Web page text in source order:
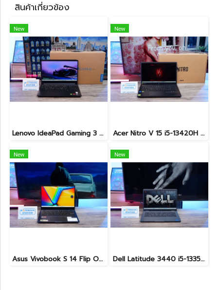
สินค้าเกี่ยวข้อง
New
Lenovo IdeaPad Gaming 3 Ryzen5-5500H RAM16 RTX2050(4GB) 512GB M.2 จอ15.6 FHD 144Hz สเปคเกมมิ่ง คีย์บอร์ดไฟสีRGB เครื่องพร้อมใช้งาน ราคาเพียง 16,900.-
New
Acer Nitro V 15 i5-13420H Ram16 RTX2050(4GB) SSD512GB จอ15.6นิ้ว FHD 144Hz เกมมิ่งรุ่นใหม่ ดีไซน์ฝาหลังสุดเท่ มีประกันศูนย์2027 เครื่องพร้อมใช้งาน ราคาสุดคุ้มเพียง 17,990.-
New
Asus Vivobook S 14 Flip OLED ทัชกรีนหมุนจอ360องศา Ryzen7-7730U Ram24 SSD512GB จอ14 2.8K OLED 90Hz จอภาพสวยคมชัดมาก ดีไซน์สวยทันสมัย ราคา 18,990.-
New
Dell Latitude 3440 i5-1335U Ram8 SSD512 จอ14นิ้ว สเปคดี คีย์บอร์ดไฟ เครื่องประมวลผลไวพร้อมใช้งาน เพียง 13,990.-